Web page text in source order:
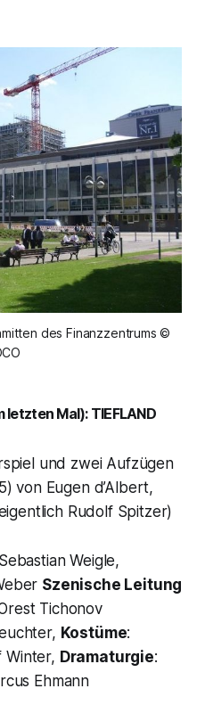
des Finanzzentrums ©
Mal): TIEFLAND
und zwei Aufzügen
von Eugen d’Albert,
Rudolf Spitzer)
Weigle,
Szenische Leitung
Tichonov
Kostüme:
Winter, Dramaturgie:
Ehmann